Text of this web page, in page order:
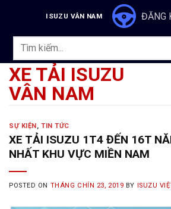
content
ISUZU VÂN NAM ĐĂNG
Tìm
XE TẢI ISUZU
VÂN NAM
SỰ KIỆN,TIN TỨC
XE TẢI ISUZU 1T4 ĐẾN 16T
NHẤT KHU VỰC MIỀN NAM
POSTED ON THÁNG CHÍN 23, 2019 BY ISUZU